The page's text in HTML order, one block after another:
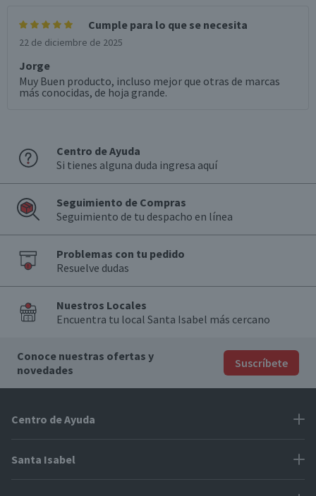
Cumple para lo que se necesita
22 de diciembre de 2025
Jorge
Muy Buen producto, incluso mejor que otras de marcas
más conocidas, de hoja grande.
Centro de Ayuda
Si tienes alguna duda ingresa aquí
Seguimiento de Compras
Seguimiento de tu despacho en línea
Problemas con tu pedido
Resuelve dudas
Nuestros Locales
Encuentra tu local Santa Isabel más cercano
Conoce nuestras ofertas y
novedades
Suscríbete
Centro de Ayuda
Problemas con tu pedido
Santa Isabel